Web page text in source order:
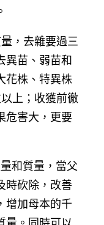
，去雜要過三
異苗、弱苗和
花株、特異株
上；收獲前徹
危害大，更要
和質量，當父
時砍除，改善
增加母本的千